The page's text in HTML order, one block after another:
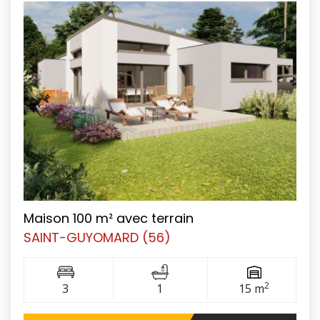
Maison 100 m² avec terrain
SAINT-GUYOMARD (56)
3 1 15 m2